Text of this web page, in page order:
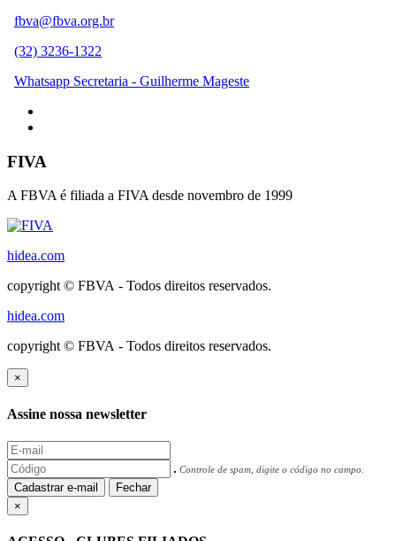
fbva@fbva.org.br
(32) 3236-1322
Whatsapp Secretaria - Guilherme Mageste
FIVA
A FBVA é filiada a FIVA desde novembro de 1999
hidea.com
copyright © FBVA - Todos direitos reservados.
hidea.com
copyright © FBVA - Todos direitos reservados.
×
Assine nossa newsletter
Controle de spam, digite o código no campo.
Cadastrar e-mail
Fechar
×